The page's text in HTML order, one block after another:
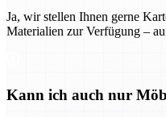
Ja, wir stellen Ihnen gerne
Materialien zur Verfügung –
Kann ich auch nur